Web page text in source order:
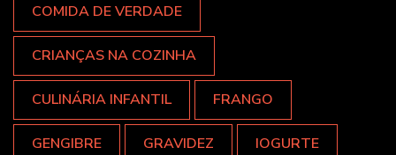
COMIDA DE VERDADE
CRIANÇAS NA COZINHA
CULINÁRIA INFANTIL FRANGO
GENGIBRE GRAVIDEZ IOGURTE